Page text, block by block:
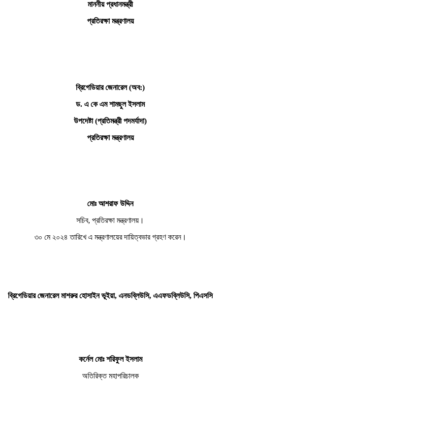
মাননীয় প্রধানমন্ত্রী
প্রতিরক্ষা মন্ত্রণালয়
ব্রিগেডিয়ার জেনারেল (অব:)
ড. এ কে এম শামছুল ইসলাম
উপদেষ্টা (প্রতিমন্ত্রী পদমর্যাদা)
প্রতিরক্ষা মন্ত্রণালয়
মোঃ আশরাফ উদ্দিন
সচিব, প্রতিরক্ষা মন্ত্রণালয়।
৩০ মে ২০২৪ তারিখে এ মন্ত্রণালয়ের দায়িত্বভার গ্রহণ করেন।
ব্রিগেডিয়ার জেনারেল মাশরুর হোসাইন ভূইয়া, এনডব্লিউসি, এএফডব্লিউসি, পিএসসি
কর্নেল মোঃ শরিফুল ইসলাম
অতিরিক্ত মহাপরিচালক